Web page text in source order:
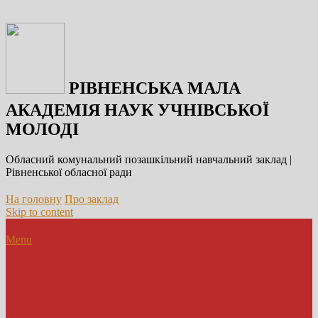
РІВНЕНСЬКА МАЛА
АКАДЕМІЯ НАУК УЧНІВСЬКОЇ
МОЛОДІ
Обласний комунальний позашкільний навчальний заклад |
Рівненської обласної ради
На головну Про заклад
Skip to content
Menu